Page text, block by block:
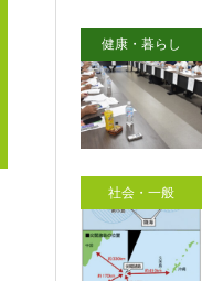
健康・暮らし
社会・一般